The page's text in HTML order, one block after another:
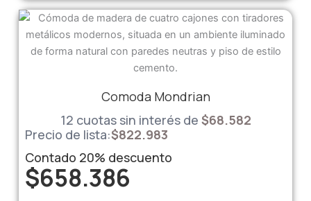
Comoda Mondrian
12 cuotas sin interés de $68.582
Precio de lista:$822.983
Contado 20% descuento
$658.386